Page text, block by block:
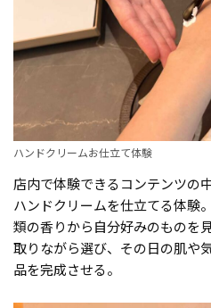
ハンドクリームお仕立て体験
店内で体験できるコンテンツの
ハンドクリームを仕立てる体験
類の香りから自分好みのものを
取りながら選び、その日の肌や
品を完成させる。